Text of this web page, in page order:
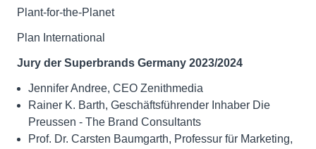
Plant-for-the-Planet
Plan International
Jury der Superbrands Germany 2023/2024
Jennifer Andree, CEO Zenithmedia
Rainer K. Barth, Geschäftsführender Inhaber Die
Preussen - The Brand Consultants
Prof. Dr. Carsten Baumgarth, Professur für Marketing,